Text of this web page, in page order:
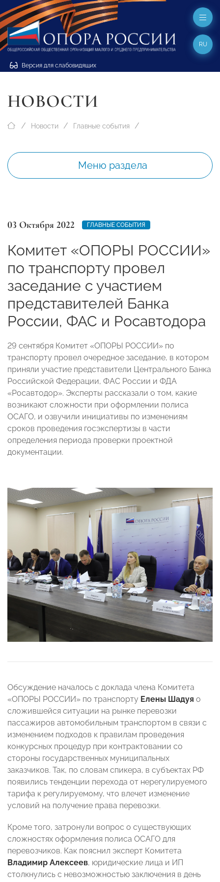
Версия для слабовидящих
RU
НОВОСТИ
Новости Главные события
Меню раздела
03 Октября 2022 ГЛАВНЫЕ СОБЫТИЯ
Комитет «ОПОРЫ РОССИИ»
по транспорту провел
заседание с участием
представителей Банка
России, ФАС и Росавтодора
29 сентября Комитет «ОПОРЫ РОССИИ» по
транспорту провел очередное заседание, в котором
приняли участие представители Центрального Банка
Российской Федерации, ФАС России и ФДА
«Росавтодор». Эксперты рассказали о том, какие
возникают сложности при оформлении полиса
ОСАГО, и озвучили инициативы по изменениям
сроков проведения госэкспертизы в части
определения периода проверки проектной
документации.
Обсуждение началось с доклада члена Комитета
«ОПОРЫ РОССИИ» по транспорту Елены Шадуя о
сложившейся ситуации на рынке перевозки
пассажиров автомобильным транспортом в связи с
изменением подходов к правилам проведения
конкурсных процедур при контрактовании со
стороны государственных муниципальных
заказчиков. Так, по словам спикера, в субъектах РФ
появились тенденции перехода от нерегулируемого
тарифа к регулируемому, что влечет изменение
условий на получение права перевозки.
Кроме того, затронули вопрос о существующих
сложностях оформления полиса ОСАГО для
перевозчиков. Как пояснил эксперт Комитета
Владимир Алексеев, юридические лица и ИП
столкнулись с невозможностью заключения в день